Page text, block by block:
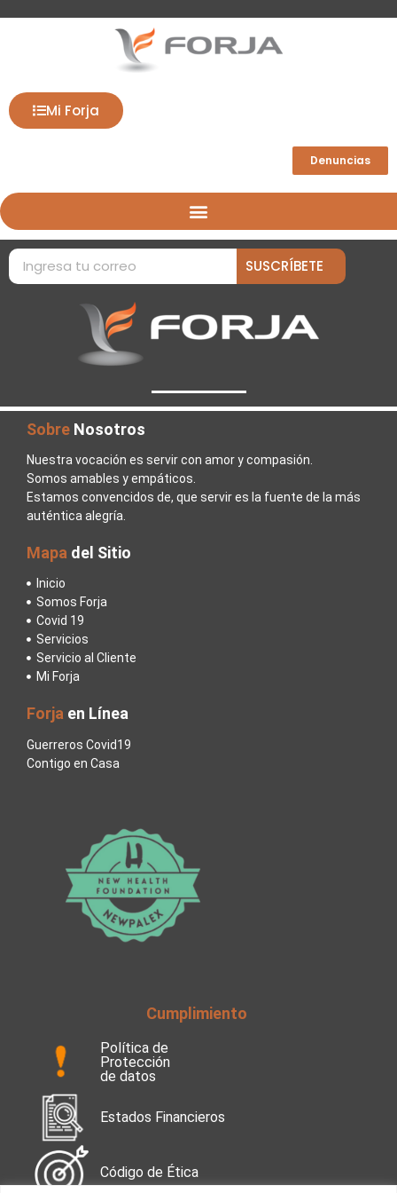
Mi Forja
Denuncias
SUSCRÍBETE
Sobre Nosotros
Nuestra vocación es servir con amor y compasión.
Somos amables y empáticos.
Estamos convencidos de, que servir es la fuente de la más
auténtica alegría.
Mapa del Sitio
Inicio
Somos Forja
Covid 19
Servicios
Servicio al Cliente
Mi Forja
Forja en Línea
Guerreros Covid19
Contigo en Casa
Cumplimiento
Política de
Protección
de datos
Estados Financieros
Código de Ética